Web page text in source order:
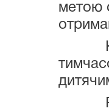
метою
Крім